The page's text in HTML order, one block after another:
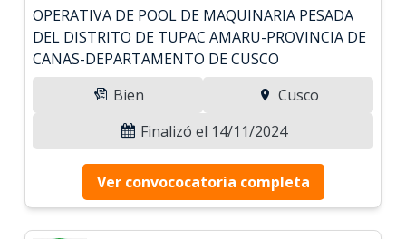
OPERATIVA DE POOL DE MAQUINARIA PESADA
DEL DISTRITO DE TUPAC AMARU-PROVINCIA DE
CANAS-DEPARTAMENTO DE CUSCO
Bien
Cusco
Finalizó el 14/11/2024
Ver convococatoria completa